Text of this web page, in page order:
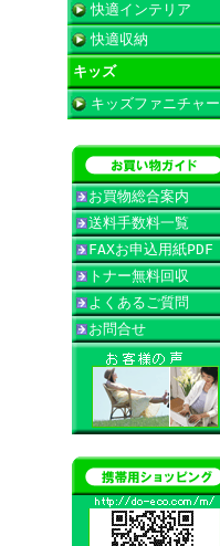
快適インテリア
快適収納
キッズ
キッズファニチャー
お買物総合案内
送料手数料一覧
FAXお申込用紙PDF
トナー無料回収
よくあるご質問
お問合せ